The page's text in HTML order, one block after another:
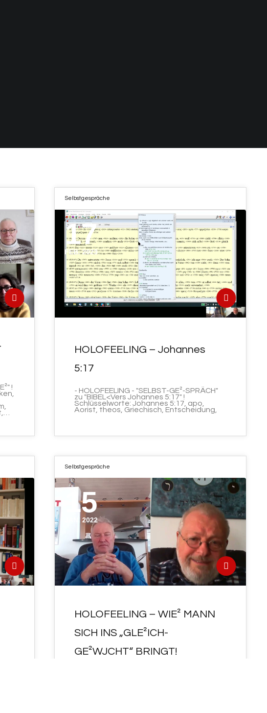
!
Selbstgespräche
17
FEB. 2023
HOLOFEELING – Johannes
5:17
- HOLOFEELING - "SELBST-GE²-SPRÄCH"
zu "BIBEL<Vers Johannes 5:17" !
Schlüsselworte: Johannes 5:17, apo,
Aorist, theos, Griechisch, Entscheidung,
Selbstgespräche
15
JAN. 2022
HOLOFEELING – WIE² MANN
SICH INS „GLE²ICH-
GE²WJCHT“ BRINGT!